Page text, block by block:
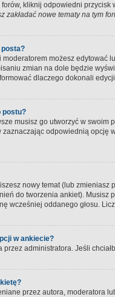
kliknij odpowiedni
zakładać nowe tematy na tym
możesz edytować
zmian na dole będzie
dlaczego dokonali
postu?
musisz go utworzyć w swoim
odpowiednią opcję
nowy temat (lub
do tworzenia ankiet). Musisz
wcześniej oddanego głosu.
w ankiecie?
administratora. Jeśli
przez autora, moderatora